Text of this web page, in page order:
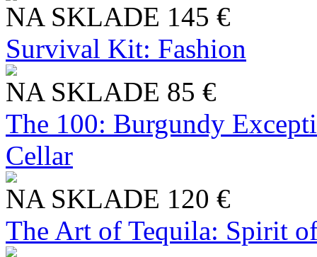
NA SKLADE 145 €
Survival Kit: Fashion
NA SKLADE 85 €
The 100: Burgundy
Cellar
NA SKLADE 120 €
The Art of Tequila: Spirit